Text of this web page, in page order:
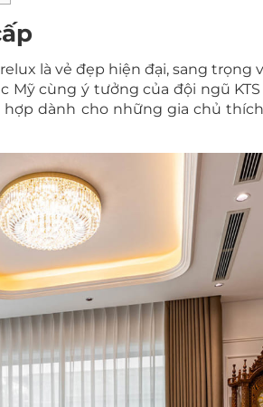
là vẻ đẹp hiện đại, sang trọng
cùng ý tưởng của đội ngũ
dành cho những gia chủ